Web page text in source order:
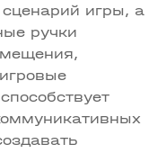
игры, а
ручки